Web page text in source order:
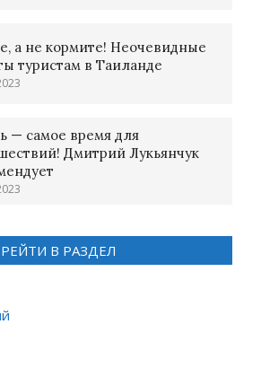
а не кормите! Неочевидные
туристам в Таиланде
— самое время для
Дмитрий Лукьянчук
В РАЗДЕЛ